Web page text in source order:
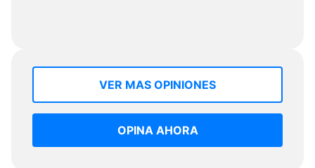
VER MAS OPINIONES
OPINA AHORA